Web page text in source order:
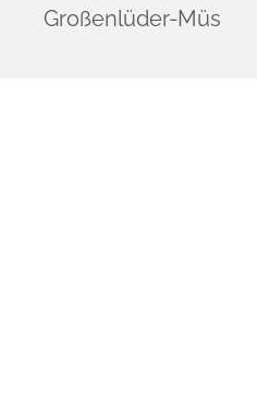
Großenlüder-Müs